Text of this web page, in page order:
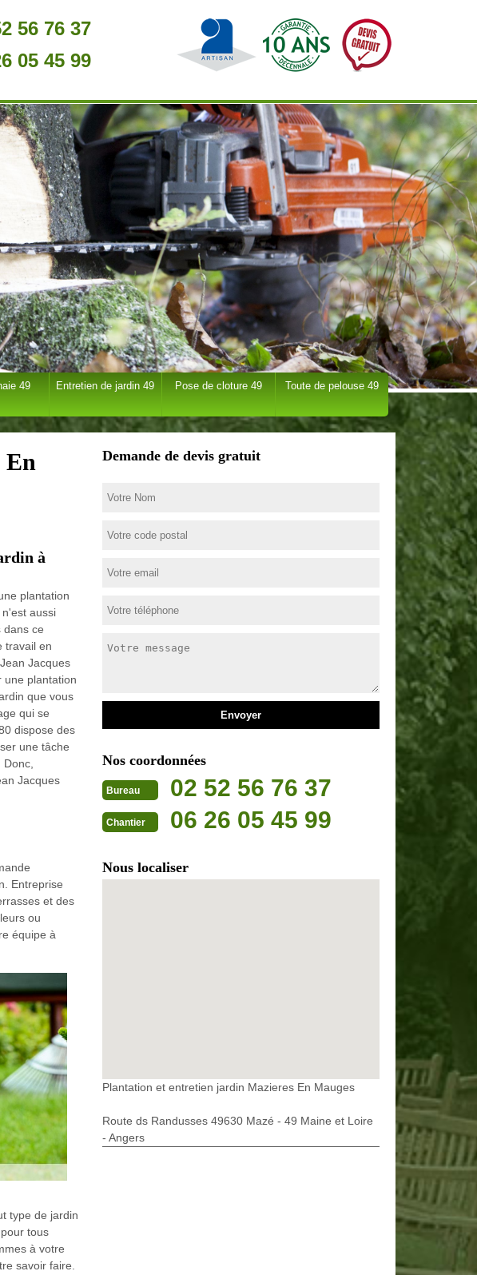
56 76 37
05 45 99
49 Entretien de jardin 49 Pose de cloture 49 Toute de pelouse 49
En
à
plantation
aussi
dans ce
travail en
Jacques
une plantation
que vous
qui se
dispose des
une tâche
Jacques
Entreprise
et des
ou
équipe à
type de jardin
tous
à votre
savoir faire.
Demande de devis gratuit
Nos coordonnées
Bureau 02 52 56 76 37
Chantier 06 26 05 45 99
Nous localiser
Plantation et entretien jardin Mazieres En Mauges
Route ds Randusses 49630 Mazé - 49 Maine et Loire
- Angers